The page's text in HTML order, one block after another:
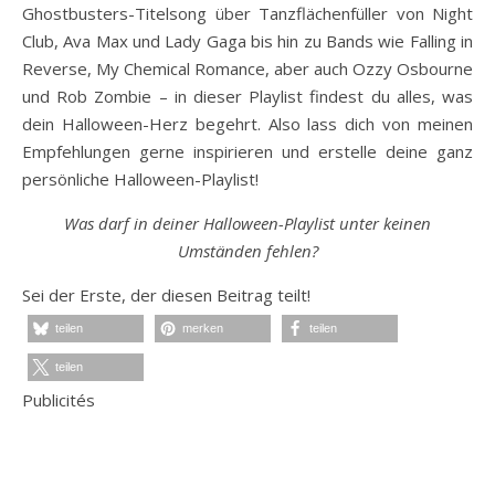
Ghostbusters-Titelsong über Tanzflächenfüller von Night
Club, Ava Max und Lady Gaga bis hin zu Bands wie Falling in
Reverse, My Chemical Romance, aber auch Ozzy Osbourne
und Rob Zombie – in dieser Playlist findest du alles, was
dein Halloween-Herz begehrt. Also lass dich von meinen
Empfehlungen gerne inspirieren und erstelle deine ganz
persönliche Halloween-Playlist!
Was darf in deiner Halloween-Playlist unter keinen
Umständen fehlen?
Sei der Erste, der diesen Beitrag teilt!
teilen merken teilen
teilen
Publicités